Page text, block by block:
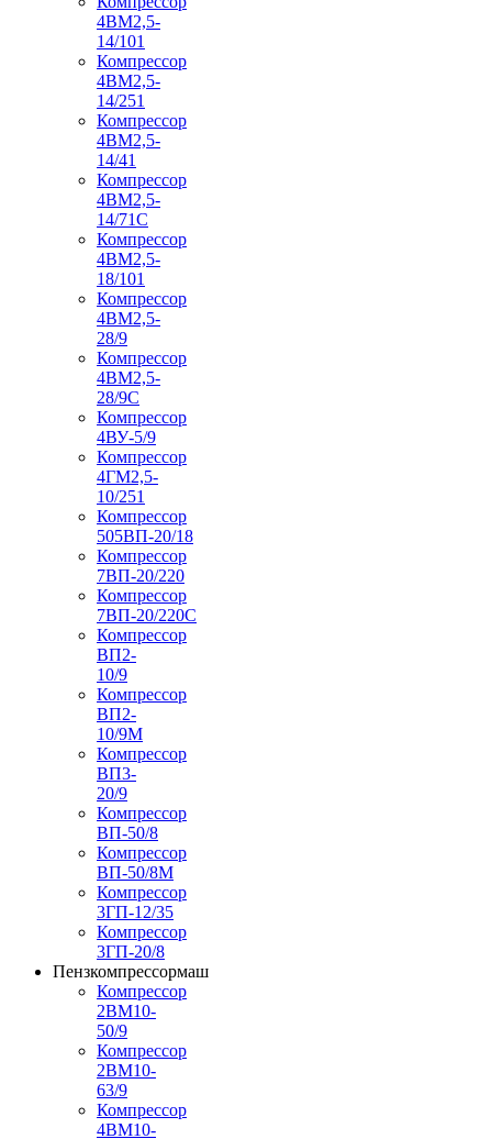
4ВМ2,5-
14/101
Компрессор
4ВМ2,5-
14/251
Компрессор
4ВМ2,5-
14/41
Компрессор
4ВМ2,5-
14/71C
Компрессор
4ВМ2,5-
18/101
Компрессор
4ВМ2,5-
28/9
Компрессор
4ВМ2,5-
28/9С
Компрессор
4ВУ-5/9
Компрессор
4ГМ2,5-
10/251
Компрессор
505ВП-20/18
Компрессор
7ВП-20/220
Компрессор
7ВП-20/220С
Компрессор
ВП2-
10/9
Компрессор
ВП2-
10/9М
Компрессор
ВП3-
20/9
Компрессор
ВП-50/8
Компрессор
ВП-50/8М
Компрессор
3ГП-12/35
Компрессор
3ГП-20/8
Пензкомпрессормаш
Компрессор
2ВМ10-
50/9
Компрессор
2ВМ10-
63/9
Компрессор
4ВМ10-